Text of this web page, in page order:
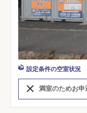
設定条件の空室状況
満室のためお